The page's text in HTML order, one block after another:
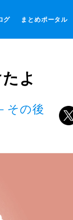
グ まとめポータル
よ
その後